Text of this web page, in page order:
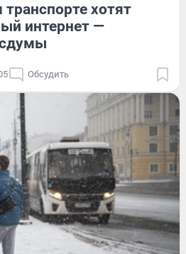
хотят
интернет —
Обсудить